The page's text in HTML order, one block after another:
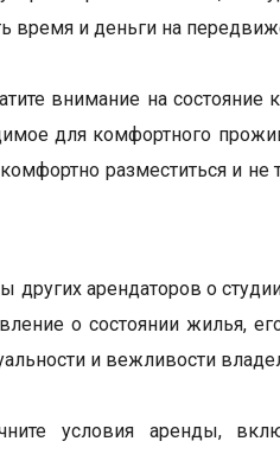
время и деньги на
внимание на состояние
для комфортного
разместиться и не
других арендаторов о
о состоянии жилья,
и вежливости
условия аренды,